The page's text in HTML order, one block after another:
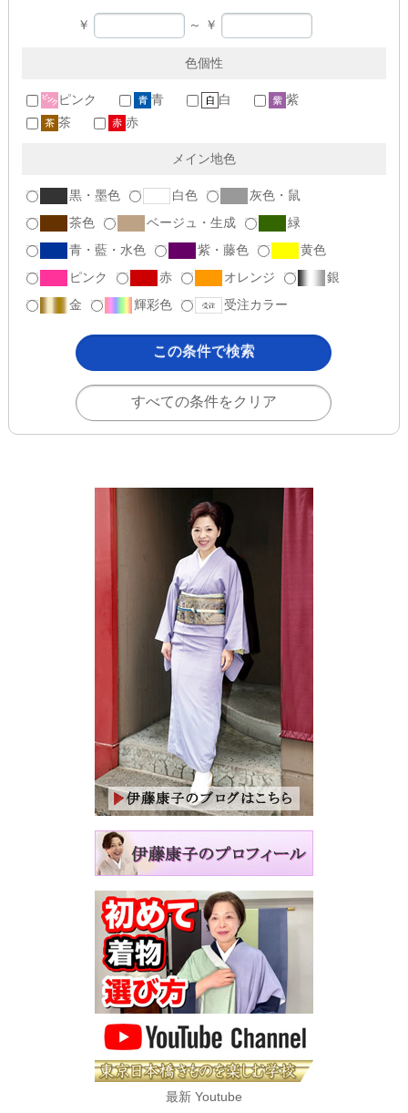
￥ ～ ￥
色個性
ピンク 青 白
紫
茶
赤
メイン地色
黒・墨色 白色
灰色・鼠
茶色
ベージュ・生成
緑
青・藍・水色
紫・藤色
黄色
ピンク
赤 オレンジ
銀
金
輝彩色 受注カラー
最新 Youtube